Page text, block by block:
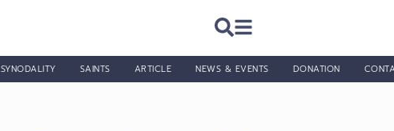
SYNODALITY SAINTS ARTICLE NEWS & EVENTS DONATION